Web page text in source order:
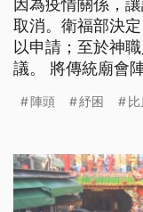
因為疫情關係，
取消。衛福部決
以申請；至於神
議。 將傳統廟會
外發揚台灣民俗
長許振榮說：「2
定支出大概一個
陣頭 紓困